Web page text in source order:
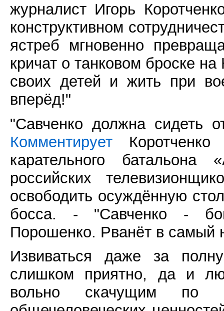
журналист Игорь
конструктивном
ястреб мгновенно
кричат о танковом броске
своих детей и жить при
вперёд!"
"Савченко должна сидеть
Комментирует
карательного
российских
освободить осуждённую
босса. - "Савченко -
Порошенко. Рванёт в самый
Извиваться даже за
слишком приятно, да и
вольно скачущим по